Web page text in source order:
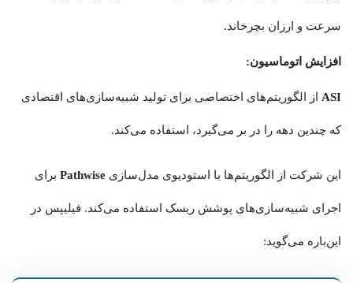
سرعت و ارزان بچرخاند.
افزایش اتوماسیون:
ASI از الگوریتم‌های اختصاصی برای تولید شبیه‌سازی‌های اقتصادی
که چندین دهه را در بر می‌گیرد، استفاده می‌کند.
این شرکت از الگوریتم‌ها با استودیوی مدل‌سازی Pathwise برای
اجرای شبیه‌سازی‌های پوشش ریسک استفاده می‌کند. فیلیپس در
این‌باره می‌گوید: